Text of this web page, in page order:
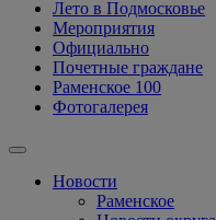
Лето в Подмосковье
Мероприятия
Официально
Почетные граждане
Раменское 100
Фотогалерея
Новости
Раменское